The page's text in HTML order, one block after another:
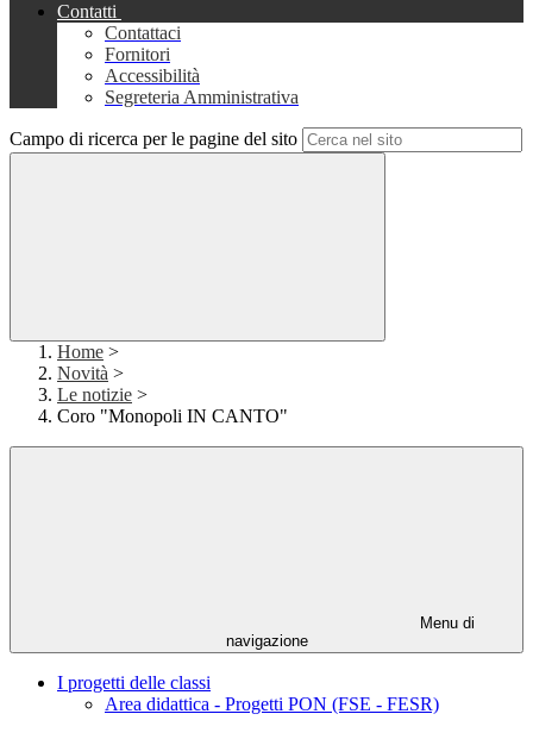
Contatti
Contattaci
Fornitori
Accessibilità
Segreteria Amministrativa
Campo di ricerca per le pagine del sito
Home >
Novità >
Le notizie >
Coro "Monopoli IN CANTO"
Menu di
navigazione
I progetti delle classi
Area didattica - Progetti PON (FSE - FESR)